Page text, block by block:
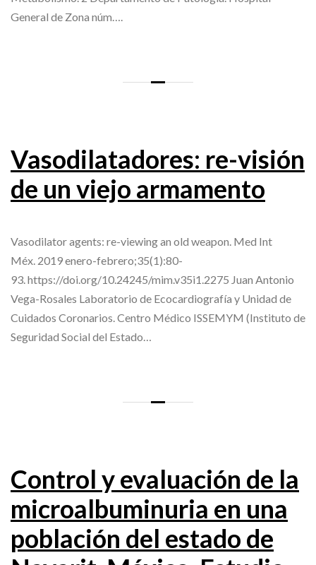
General de Zona núm….
Vasodilatadores: re-visión
de un viejo armamento
Vasodilator agents: re-viewing an old weapon. Med Int
Méx. 2019 enero-febrero;35(1):80-
93. https://doi.org/10.24245/mim.v35i1.2275 Juan Antonio
Vega-Rosales Laboratorio de Ecocardiografía y Unidad de
Cuidados Coronarios. Centro Médico ISSEMYM (Instituto de
Seguridad Social del Estado…
Control y evaluación de la
microalbuminuria en una
población del estado de